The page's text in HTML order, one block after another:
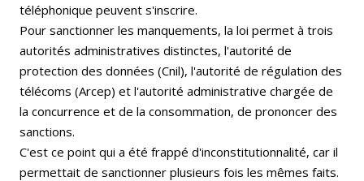
téléphonique peuvent s'inscrire.
Pour sanctionner les manquements, la loi permet à trois
autorités administratives distinctes, l'autorité de
protection des données (Cnil), l'autorité de régulation des
télécoms (Arcep) et l'autorité administrative chargée de
la concurrence et de la consommation, de prononcer des
sanctions.
C'est ce point qui a été frappé d'inconstitutionnalité, car il
permettait de sanctionner plusieurs fois les mêmes faits.